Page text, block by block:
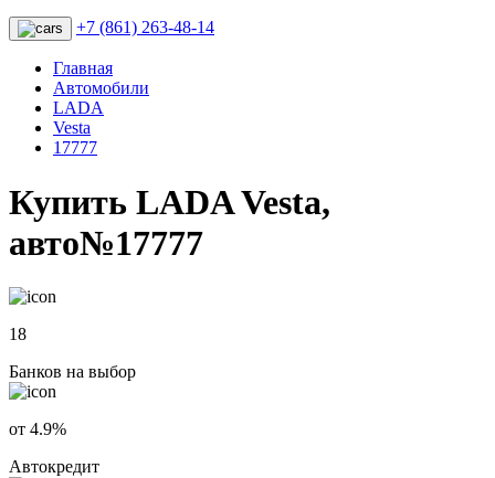
+7 (861) 263-48-14
Главная
Автомобили
LADA
Vesta
17777
Купить LADA Vesta,
авто№17777
18
Банков на выбор
от 4.9%
Автокредит